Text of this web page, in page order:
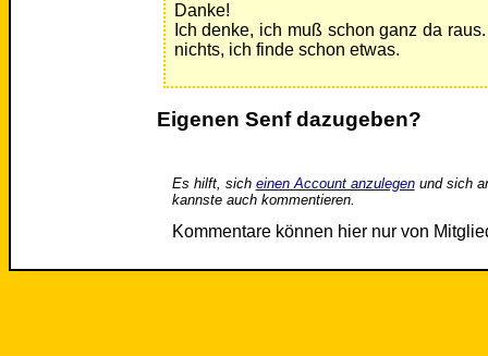
Danke!
Ich denke, ich muß schon ganz da
nichts, ich finde schon etwas.
Eigenen Senf dazugeben?
Es hilft, sich einen Account anzulegenund sich
kannste auch kommentieren.
Kommentare können hier nur von